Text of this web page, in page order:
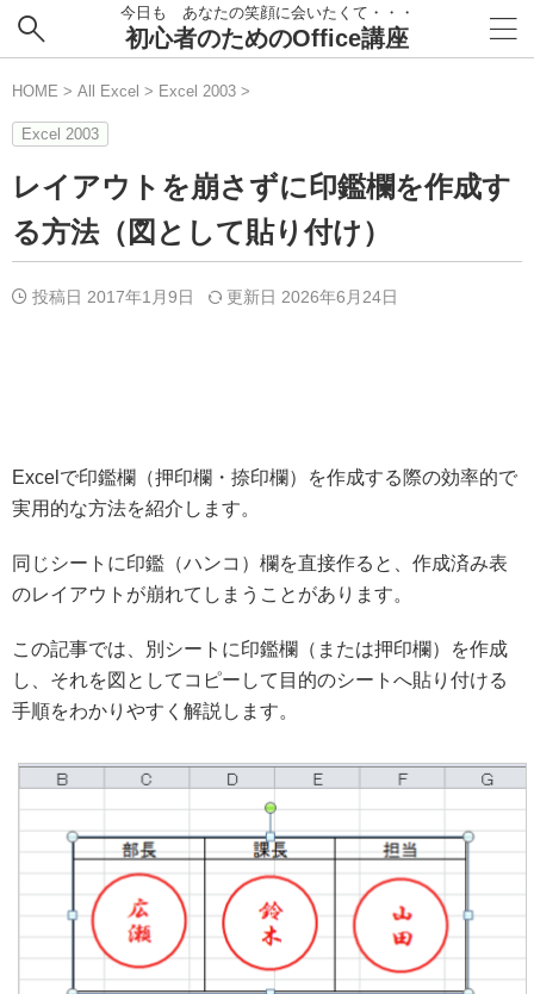
今日も あなたの笑顔に会いたくて・・・
初心者のためのOffice講座
HOME > All Excel > Excel 2003 >
Excel 2003
レイアウトを崩さずに印鑑欄を作成す
る方法（図として貼り付け）
投稿日 2017年1月9日 更新日 2026年6月24日
Excelで印鑑欄（押印欄・捺印欄）を作成する際の効率的で
実用的な方法を紹介します。
同じシートに印鑑（ハンコ）欄を直接作ると、作成済み表
のレイアウトが崩れてしまうことがあります。
この記事では、別シートに印鑑欄（または押印欄）を作成
し、それを図としてコピーして目的のシートへ貼り付ける
手順をわかりやすく解説します。